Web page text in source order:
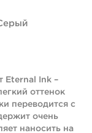
Eternal Ink –
оттенок
переводится с
очень
наносить на